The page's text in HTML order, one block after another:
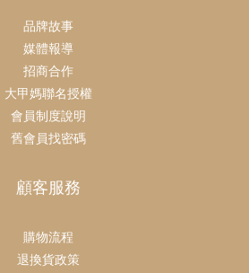
品牌故事
媒體報導
招商合作
大甲媽聯名授權
會員制度說明
舊會員找密碼
顧客服務
購物流程
退換貨政策